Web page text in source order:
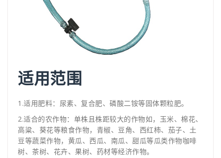
适用范围
1.适用肥料：尿素、复合肥、磷酸二铵等固体颗粒肥。
2.适合的农作物：单株且株距较大的作物如，玉米、棉花、
高粱、葵花等粮食作物，青椒、豆角、西红柿、茄子、土
豆等蔬菜作物，黄瓜、西瓜、南瓜、甜瓜等瓜类作物咖啡
树、茶树、花卉、果树、药材等经济作物。